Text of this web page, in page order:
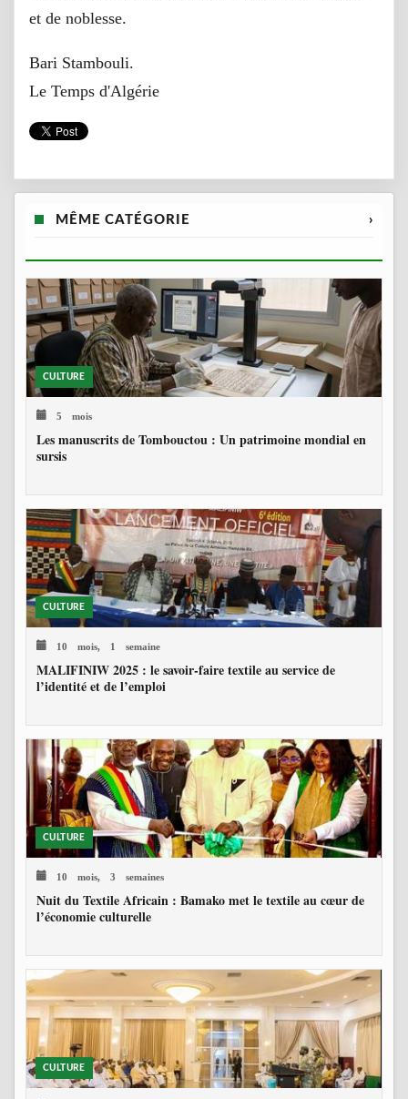
et de noblesse.
Bari Stambouli.
Le Temps d'Algérie
MÊME CATÉGORIE ›
CULTURE
5 mois
Les manuscrits de Tombouctou : Un patrimoine mondial en
sursis
CULTURE
10 mois, 1 semaine
MALIFINIW 2025 : le savoir-faire textile au service de
l’identité et de l’emploi
CULTURE
10 mois, 3 semaines
Nuit du Textile Africain : Bamako met le textile au cœur de
l’économie culturelle
CULTURE